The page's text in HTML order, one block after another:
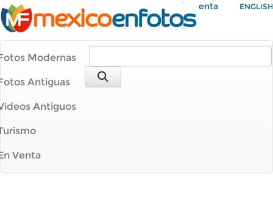
Mi Cuenta ENGLISH
Modernas
Antiguas
Antiguos
Venta